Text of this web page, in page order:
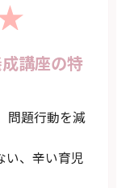
講座の特
問題行動を減
い、辛い育児